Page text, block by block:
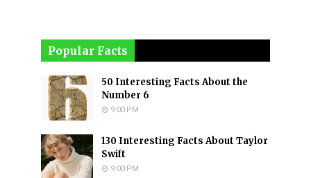
Popular Facts
50 Interesting Facts About the
Number 6
9:00 PM
130 Interesting Facts About Taylor
Swift
9:00 PM